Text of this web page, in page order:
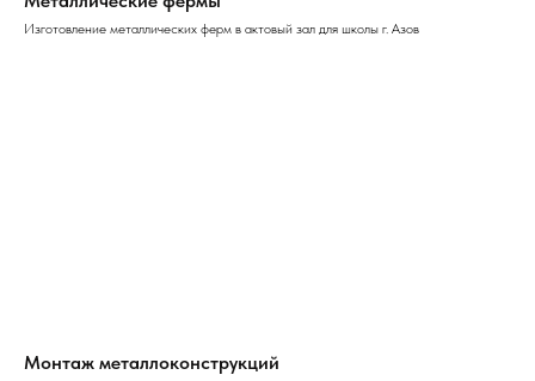
Изготовление металлических ферм в актовый зал для школы г. Азов
Монтаж металлоконструкций